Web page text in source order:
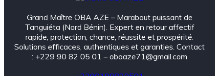
Grand Maître OBA AZE – Marabout puissant de
Tanguiéta (Nord Bénin). Expert en retour affectif
rapide, protection, chance, réussite et prospérité.
Solutions efficaces, authentiques et garanties. Contact
: +229 90 82 05 01 – obaaze71@gmail.com